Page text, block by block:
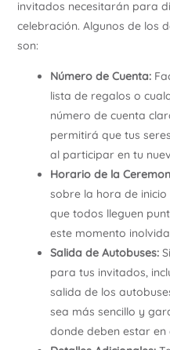
invitados necesitarán para
celebración. Algunos de los
son:
Número de Cuenta:
lista de regalos o
número de cuenta
permitirá que tus
al participar en tu
Horario de la
sobre la hora de
que todos lleguen
este momento
Salida de Autobuses:
para tus invitados,
salida de los
sea más sencillo y
donde deben estar